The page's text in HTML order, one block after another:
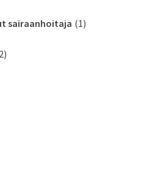
sairaanhoitaja (1)